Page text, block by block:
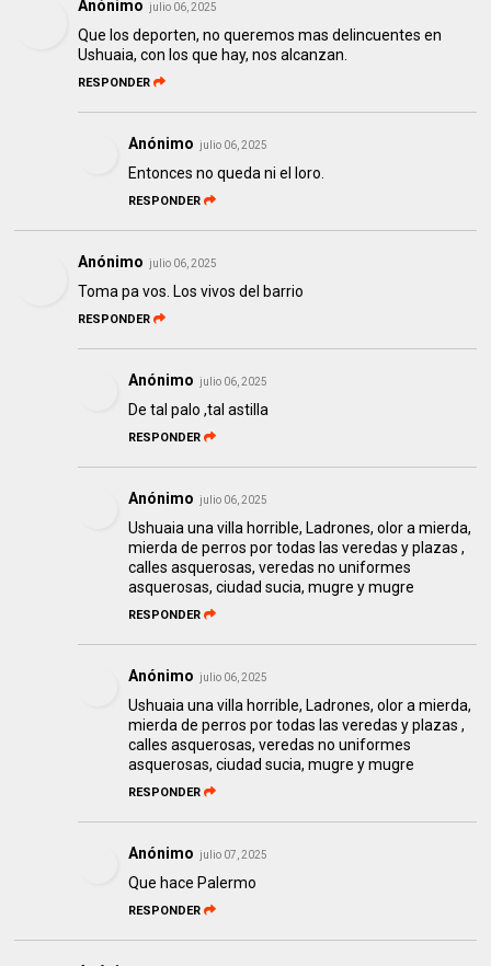
Anónimo julio 06, 2025
Que los deporten, no queremos mas delincuentes en
Ushuaia, con los que hay, nos alcanzan.
RESPONDER
Anónimo julio 06, 2025
Entonces no queda ni el loro.
RESPONDER
Anónimo julio 06, 2025
Toma pa vos. Los vivos del barrio
RESPONDER
Anónimo julio 06, 2025
De tal palo ,tal astilla
RESPONDER
Anónimo julio 06, 2025
Ushuaia una villa horrible, Ladrones, olor a mierda,
mierda de perros por todas las veredas y plazas ,
calles asquerosas, veredas no uniformes
asquerosas, ciudad sucia, mugre y mugre
RESPONDER
Anónimo julio 06, 2025
Ushuaia una villa horrible, Ladrones, olor a mierda,
mierda de perros por todas las veredas y plazas ,
calles asquerosas, veredas no uniformes
asquerosas, ciudad sucia, mugre y mugre
RESPONDER
Anónimo julio 07, 2025
Que hace Palermo
RESPONDER